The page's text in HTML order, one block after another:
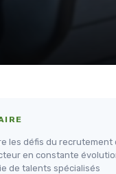
les défis du recrutement
en constante
de talents spécialisés